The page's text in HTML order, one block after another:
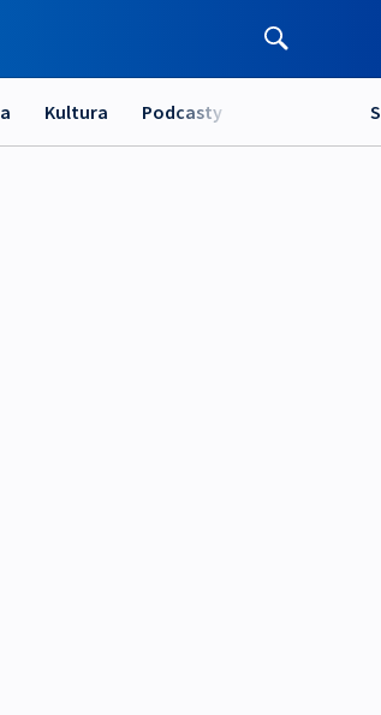
Kultura Podcasty